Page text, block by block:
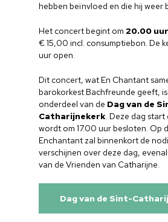
hebben beïnvloed en die hij weer
Het concert begint om20.00 uur
€ 15,00 incl. consumptiebon. De
uur open.
Dit concert, wat En Chantant
barokorkest Bachfreunde geeft,
onderdeel van de Dag van de
Catharijnekerk. Deze dag
wordt om 17.00 uur besloten. Op
Enchantant zal binnenkort de
verschijnen over deze dag,
van de Vrienden van Catharijne.
Dag van de Sint-